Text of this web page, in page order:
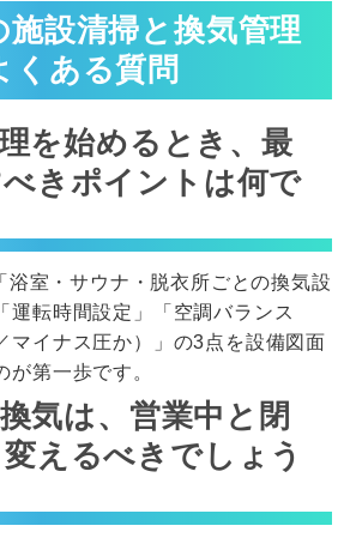
施設清掃と換気管理
くある質問
を始めるとき、最
きポイントは何で
浴室・サウナ・脱衣所ごとの換気設
運転時間設定」「空調バランス
マイナス圧か）」の3点を設備図面
が第一歩です。
気は、営業中と閉
えるべきでしょう